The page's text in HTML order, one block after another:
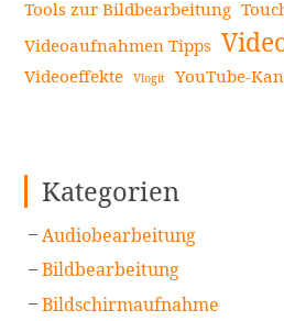
Tools zur Bildbearbeitung
Videoaufnahmen Tipps
Videoeffekte Vlogit YouTube-
Kategorien
Audiobearbeitung
Bildbearbeitung
Bildschirmaufnahme